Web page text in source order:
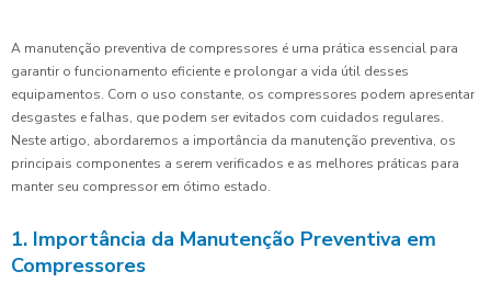
A manutenção preventiva de compressores é uma prática essencial para
garantir o funcionamento eficiente e prolongar a vida útil desses
equipamentos. Com o uso constante, os compressores podem apresentar
desgastes e falhas, que podem ser evitados com cuidados regulares.
Neste artigo, abordaremos a importância da manutenção preventiva, os
principais componentes a serem verificados e as melhores práticas para
manter seu compressor em ótimo estado.
1. Importância da Manutenção Preventiva em
Compressores